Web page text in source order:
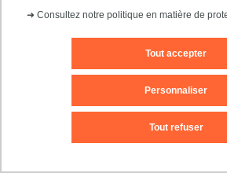
➜ Consultez notre politique en matière de
Tout accepter
Tout refuser
Personnaliser